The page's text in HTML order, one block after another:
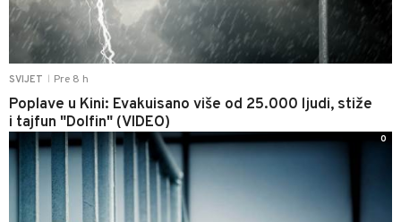
SVIJET Pre 8 h
Poplave u Kini: Evakuisano više od 25.000 ljudi, stiže
i tajfun "Dolfin" (VIDEO)
0